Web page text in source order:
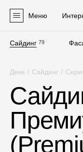
Меню
Сайдинг 79
Сайдинг
Софиты
Фасадные панели
Фасадная плитка
Деке / Сайдинг /